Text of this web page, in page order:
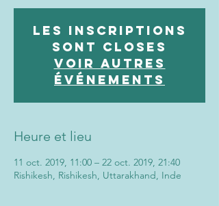
Les inscriptions
sont closes
Voir autres
événements
Heure et lieu
11 oct. 2019, 11:00 – 22 oct. 2019, 21:40
Rishikesh, Rishikesh, Uttarakhand, Inde